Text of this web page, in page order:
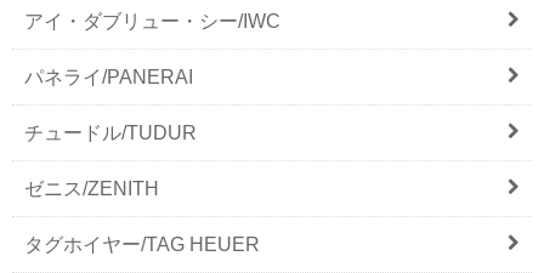
アイ・ダブリュー・シー/IWC
パネライ/PANERAI
チュードル/TUDUR
ゼニス/ZENITH
タグホイヤー/TAG HEUER